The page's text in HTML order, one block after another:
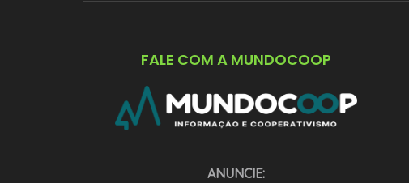
FALE COM A MUNDOCOOP
ANUNCIE: